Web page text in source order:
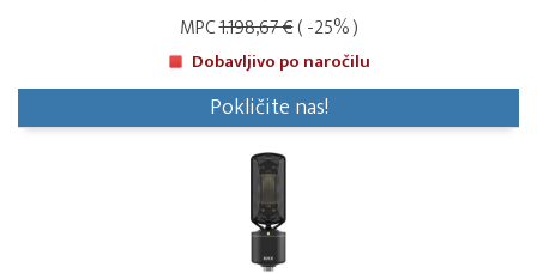
MPC1.198,67 €( -25% )
Dobavljivo po naročilu
Pokličite nas!